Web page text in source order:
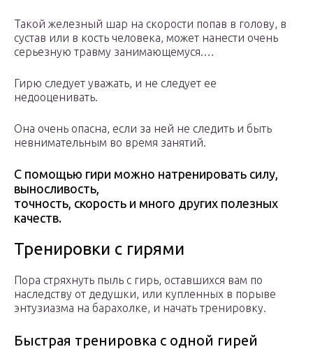
Такой железный шар на скорости попав в голову, в
сустав или в кость человека, может нанести очень
серьезную травму занимающемуся.…
Гирю следует уважать, и не следует ее
недооценивать.
Она очень опасна, если за ней не следить и быть
невнимательным во время занятий.
С помощью гири можно натренировать силу,
выносливость,
точность, скорость и много других полезных
качеств.
Тренировки с гирями
Пора стряхнуть пыль с гирь, оставшихся вам по
наследству от дедушки, или купленных в порыве
энтузиазма на барахолке, и начать тренировку.
Быстрая тренировка с одной гирей